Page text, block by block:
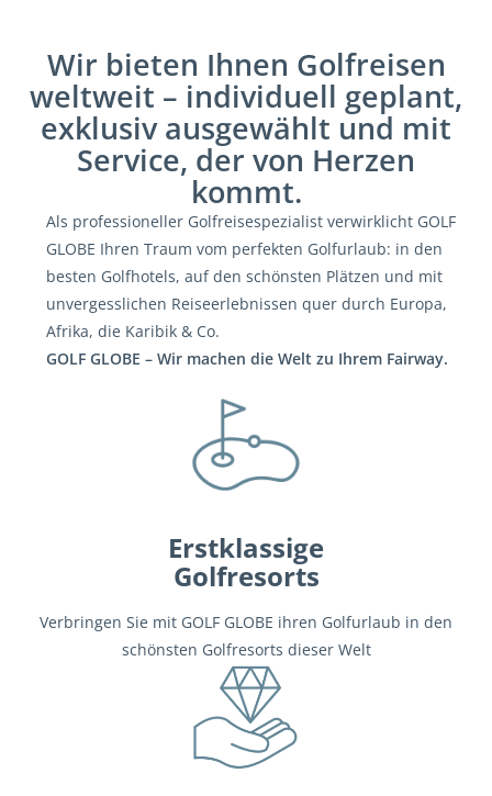
Wir bieten Ihnen Golfreisen
weltweit – individuell geplant,
exklusiv ausgewählt und mit
Service, der von Herzen
kommt.
Als professioneller Golfreisespezialist verwirklicht GOLF
GLOBE Ihren Traum vom perfekten Golfurlaub: in den
besten Golfhotels, auf den schönsten Plätzen und mit
unvergesslichen Reiseerlebnissen quer durch Europa,
Afrika, die Karibik & Co.
GOLF GLOBE – Wir machen die Welt zu Ihrem Fairway.
Erstklassige
Golfresorts
Verbringen Sie mit GOLF GLOBE ihren Golfurlaub in den
schönsten Golfresorts dieser Welt